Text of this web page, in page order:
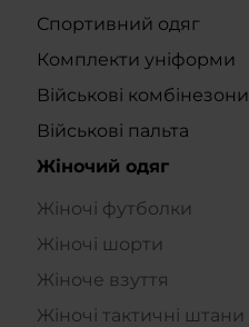
Спортивний одяг
Комплекти уніформи
Військові комбінезони
Військові пальта
Жіночий одяг
Жіночі футболки
Жіночі шорти
Жіноче взуття
Жіночі тактичні штани